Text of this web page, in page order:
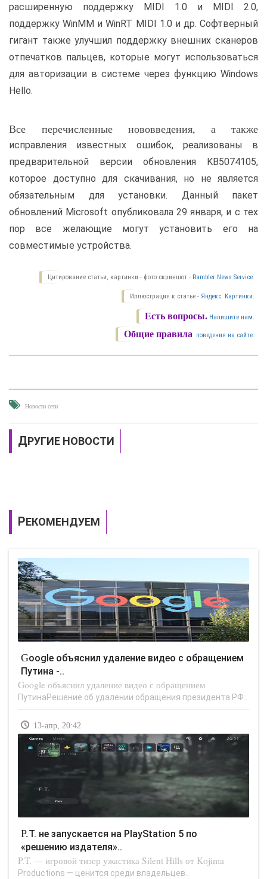
расширенную поддержку MIDI 1.0 и MIDI 2.0,
поддержку WinMM и WinRT MIDI 1.0 и др. Софтверный
гигант также улучшил поддержку внешних сканеров
отпечатков пальцев, которые могут использоваться
для авторизации в системе через функцию Windows
Hello.
Все перечисленные нововведения, а также
исправления известных ошибок, реализованы в
предварительной версии обновления KB5074105,
которое доступно для скачивания, но не является
обязательным для установки. Данный пакет
обновлений Microsoft опубликовала 29 января, и с тех
пор все желающие могут установить его на
совместимые устройства.
Цитирование статьи, картинки - фото скриншот - Rambler News Service.
Иллюстрация к статье - Яндекс. Картинки.
Есть вопросы. Напишите нам.
Общие правила поведения на сайте.
Новости сети
ДРУГИЕ НОВОСТИ
РЕКОМЕНДУЕМ
Google объяснил удаление видео с обращением
Путина -..
Google объяснил удаление видео с обращением
ПутинаРешение об удалении обращения президента РФ..
13-апр, 20:42
P.T. не запускается на PlayStation 5 по
«решению издателя»..
P.T. — игровой тизер ужастика Silent Hills от Kojima
Productions — ценится среди владельцев..